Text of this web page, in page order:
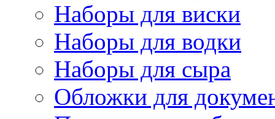
Наборы для виски
Наборы для водки
Наборы для сыра
Обложки для